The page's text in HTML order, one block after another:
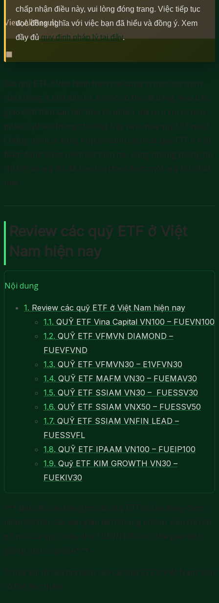
View All Result
chấp nhận điều này, vui lòng đóng trang. Việc tiếp tục
đọc đồng nghĩa với việc bạn đã hiểu và đồng ý. Xem
đầy đủquy định pháp lý tại đây.
Các quỹ ETF ở Việt Nam hiện nay cũng là một lựa chọn
của không ít nhà đầu tư, bởi nó có thể dễ dàng mua bán
giao dịch trên sàn hệt như cổ phiếu, mà lại ít rủi ro hơn
mua cổ phiếu thông thường. Vậy nên mua quỹ ETF nào?
Chúng mình sẽ tổng hợp lại danh sách các quỹ ETF ở Việt
Nam đang được niêm yết hiện nay cùng những thông tin
chi tiết về quỹ đó để bạn lựa chọn được một quỹ tốt nhất
nhé.
Review các quỹ ETF ở Việt
Nam hiện nay
Nội dung
1. Review các quỹ ETF ở Việt Nam hiện nay
1.1. QUỸ ETF Vina Capital VN100 – FUEVN100
1.2. QUỸ ETF VFMVN DIAMOND –
FUEVFVND
1.3. QUỸ ETF VFMVN30 – E1VFVN30
1.4. QUỸ ETF MAFM VN30 – FUEMAV30
1.5. QUỸ ETF SSIAM VN30 – FUESSV30
1.6. QUỸ ETF SSIAM VNX50 – FUESSV50
1.7. QUỸ ETF SSIAM VNFIN LEAD –
FUESSVFL
1.8. QUỸ ETF IPAAM VN100 – FUEIP100
1.9. Quỹ ETF KIM GROWTH VN30 –
FUEKIV30
*** Bài viết này bao gồm các quỹ ETF nội và đang được
niêm yết trên các sàn giao dịch chứng khoán. Bạn chỉ cần
gõ mã của quỹ, ví dụ như FUEVN100 là có thể giao dịch
giống như cổ phiếu***
Trước khi đi sâu tìm hiểu vào các quỹ ETF ở Việt Nam, bạn
có thể đọc thêm: